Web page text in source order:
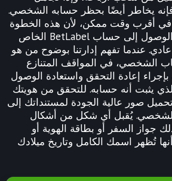
يخاطر أيضًا بحظر حسابه الشخصي.
في أقرب وقت ممكن، لأن هذه الخطوة
ستسمح لك باستعادة الوصول إلى حساب BetLabel الخاص
عندما تفهم إدارتنا بوضوح من هو
الشخصي، في المواقف المتنازع
إعادة التحقق واستعادة الوصول
يثبت أنه حسابه. للتحقق من هويتك
صور عالية الجودة لمستنداتك إلى
يُقبل أي شكل من أشكال
جواز السفر أو بطاقة الهوية أو
تُظهر اسمك الكامل وتاريخ ميلادك